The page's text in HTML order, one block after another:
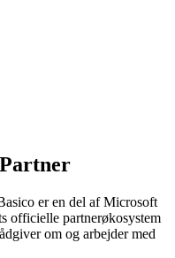
er en del af Microsoft
officielle partnerøkosystem
om og arbejder med